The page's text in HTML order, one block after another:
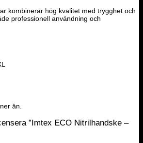
kombinerar hög kvalitet med trygghet och
professionell användning och
än.
”Imtex ECO Nitrilhandske –